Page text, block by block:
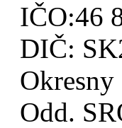
IČO:46
DIČ:
Odd.